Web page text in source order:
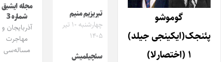
گوموشو
پئنجک(ایکینجی جیلد)
تبریزیم منیم
چهارشنبه ۱۰ تیر
۱۴۰۵
سئچیلمیش
مجله ایشیق
شماره 3
آذربایجان و
مهاجرت
مساله‌سی